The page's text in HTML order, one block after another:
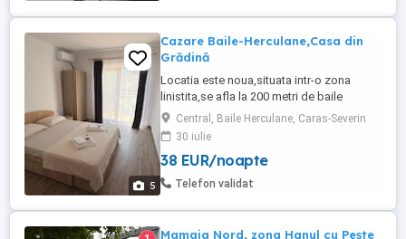
5
Cazare Baile-Herculane,Casa din
Grădină
Locatia este noua,situata intr-o zona
linistita,se afla la 200 metri de baile
termale LA MÂȚU ,la aproximativ 500 metri
de spa-ul THERMAE D OLIMPIA si
aproximativ 10 minute(mers pe jos) de
centrul statiunii. Pentru alte detalii,va rog
contactati-ma !
Central, Baile Herculane, Caras-Severin
30 iulie
38 EUR/noapte
Telefon validat
Mamaia Nord, zona Hanul cu Pește